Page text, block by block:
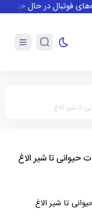
فوتبال در حال حاضر
تا شیر الاغ
حیوانی تا شیر الاغ